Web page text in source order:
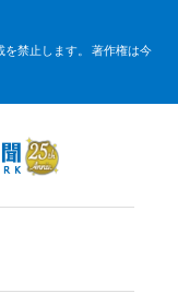
禁止します。 著作権は今